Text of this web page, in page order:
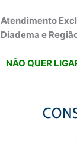
Atendimento
Diadema e
NÃO QUER